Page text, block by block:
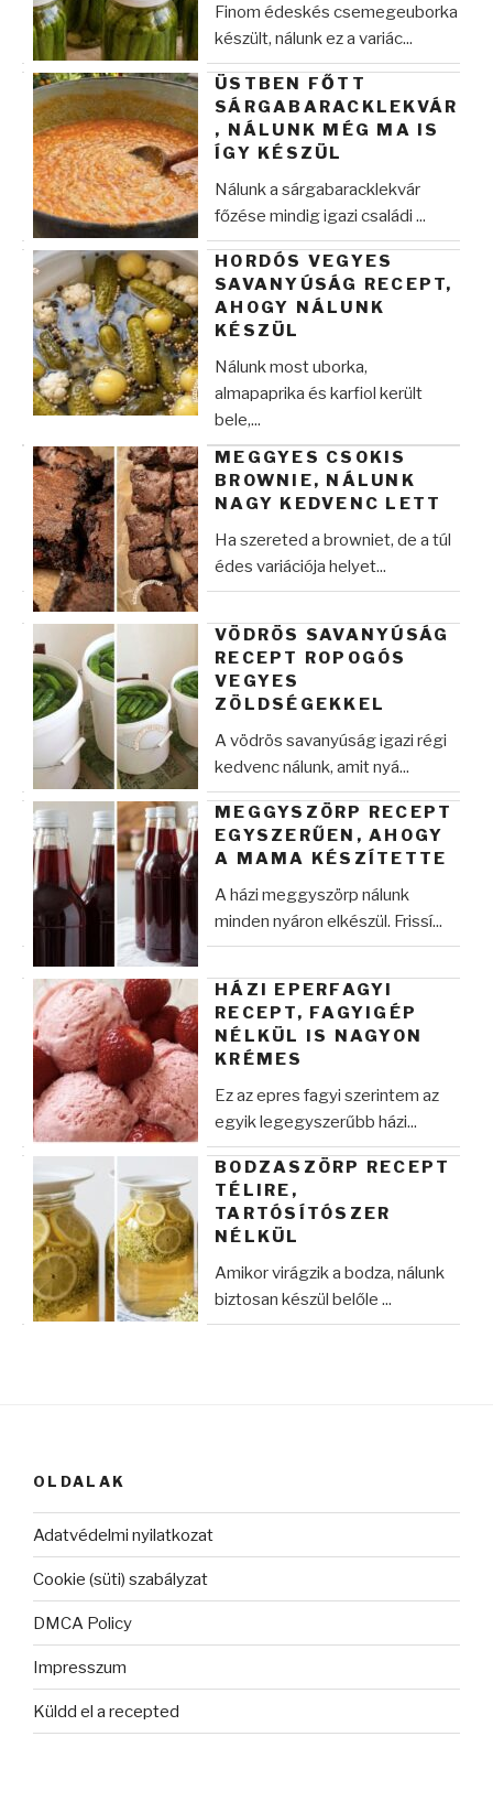
Finom édeskés csemegeuborka
készült, nálunk ez a variác...
ÜSTBEN FŐTT
SÁRGABARACKLEKVÁR
, NÁLUNK MÉG MA IS
ÍGY KÉSZÜL
Nálunk a sárgabaracklekvár
főzése mindig igazi családi ...
HORDÓS VEGYES
SAVANYÚSÁG RECEPT,
AHOGY NÁLUNK
KÉSZÜL
Nálunk most uborka,
almapaprika és karfiol került
bele,...
MEGGYES CSOKIS
BROWNIE, NÁLUNK
NAGY KEDVENC LETT
Ha szereted a browniet, de a túl
édes variációja helyet...
VÖDRÖS SAVANYÚSÁG
RECEPT ROPOGÓS
VEGYES
ZÖLDSÉGEKKEL
A vödrös savanyúság igazi régi
kedvenc nálunk, amit nyá...
MEGGYSZÖRP RECEPT
EGYSZERŰEN, AHOGY
A MAMA KÉSZÍTETTE
A házi meggyszörp nálunk
minden nyáron elkészül. Frissí...
HÁZI EPERFAGYI
RECEPT, FAGYIGÉP
NÉLKÜL IS NAGYON
KRÉMES
Ez az epres fagyi szerintem az
egyik legegyszerűbb házi...
BODZASZÖRP RECEPT
TÉLIRE,
TARTÓSÍTÓSZER
NÉLKÜL
Amikor virágzik a bodza, nálunk
biztosan készül belőle ...
OLDALAK
Adatvédelmi nyilatkozat
Cookie (süti) szabályzat
DMCA Policy
Impresszum
Küldd el a recepted